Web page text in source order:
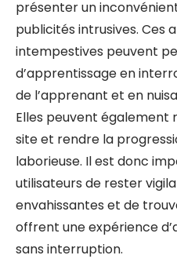
présenter un
publicités intrusives. Ces
intempestives peuvent
d’apprentissage en
de l’apprenant et en
Elles peuvent également
site et rendre la
laborieuse. Il est donc
utilisateurs de rester
envahissantes et de
offrent une expérience
sans interruption.